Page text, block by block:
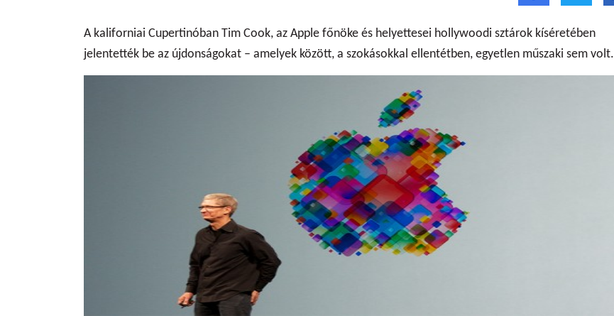
A kaliforniai Cupertinóban Tim Cook, az Apple főnöke és helyettesei hollywoodi sztárok kíséretében
jelentették be az újdonságokat – amelyek között, a szokásokkal ellentétben, egyetlen műszaki sem volt.